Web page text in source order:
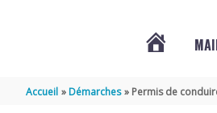
Accueil Démarches Permis de